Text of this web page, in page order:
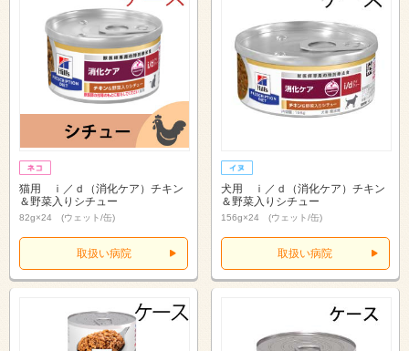
猫用 ｉ／ｄ（消化ケア）チキン
＆野菜入りシチュー
82g×24 (ウェット/缶)
取扱い病院
犬用 ｉ／ｄ（消化ケア）チキン
＆野菜入りシチュー
156g×24 (ウェット/缶)
取扱い病院